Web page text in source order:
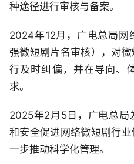
种途径进行审核与备案。
2024年12月，广电总局网
强微短剧片名审核），对
行及时纠偏，并在导向、
求。
2025年2月5日，广电总局
和安全促进网络微短剧行
一步推动科学化管理。